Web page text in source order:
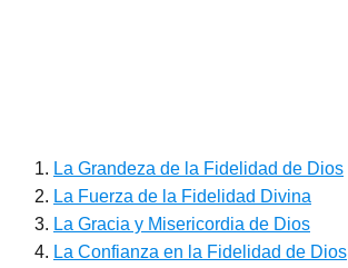
La Grandeza de la Fidelidad de Dios
La Fuerza de la Fidelidad Divina
La Gracia y Misericordia de Dios
La Confianza en la Fidelidad de Dios